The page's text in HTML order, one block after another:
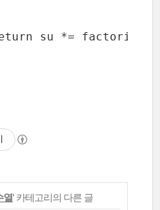
열' 카테고리의 다른 글